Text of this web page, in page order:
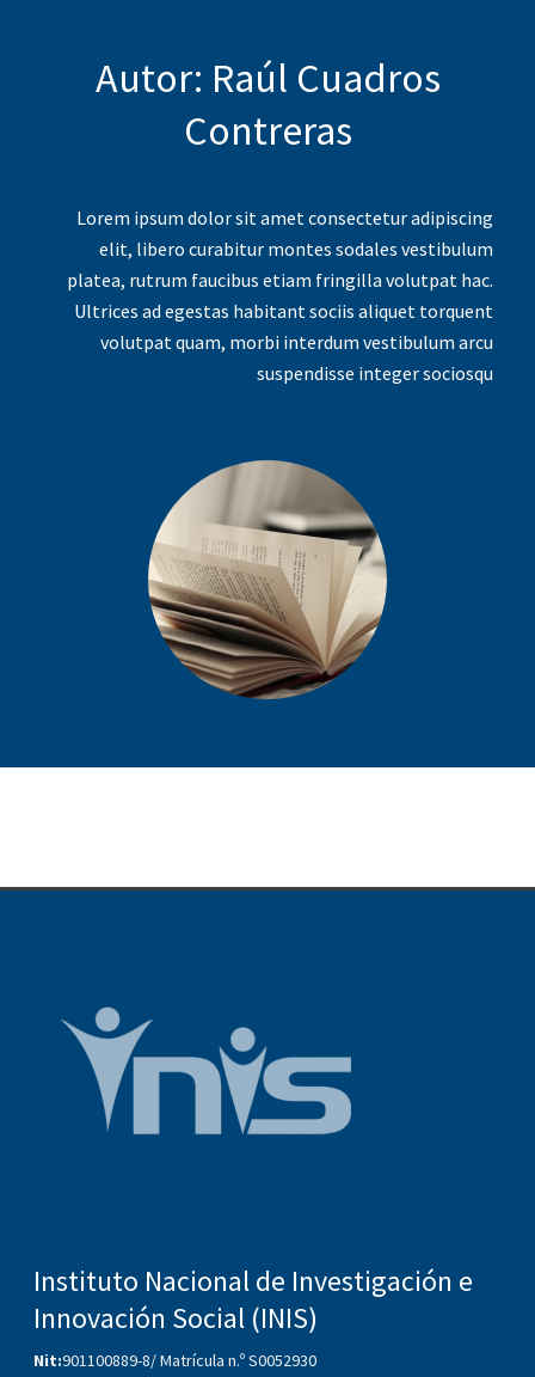
Autor: Raúl Cuadros
Contreras
Lorem ipsum dolor sit amet consectetur adipiscing
elit, libero curabitur montes sodales vestibulum
platea, rutrum faucibus etiam fringilla volutpat hac.
Ultrices ad egestas habitant sociis aliquet torquent
volutpat quam, morbi interdum vestibulum arcu
suspendisse integer sociosqu
Instituto Nacional de Investigación e
Innovación Social (INIS)
Nit:901100889-8/ Matrícula n.º S0052930